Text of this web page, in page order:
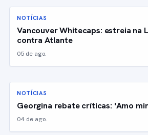
NOTÍCIAS
Vancouver Whitecaps: estreia na
contra Atlante
05 de ago.
NOTÍCIAS
Georgina rebate críticas: 'Amo
04 de ago.